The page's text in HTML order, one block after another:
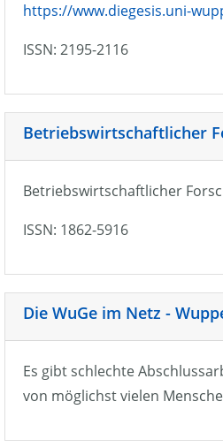
https://www.diegesis.uni-
ISSN: 2195-2116
Betriebswirtschaftlicher
Betriebswirtschaftlicher
ISSN: 1862-5916
Die WuGe im Netz -
Es gibt schlechte
von möglichst vielen